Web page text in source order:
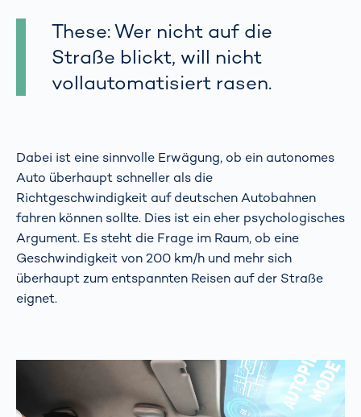
These: Wer nicht auf die
Straße blickt, will nicht
vollautomatisiert rasen.
Dabei ist eine sinnvolle Erwägung, ob ein autonomes
Auto überhaupt schneller als die
Richtgeschwindigkeit auf deutschen Autobahnen
fahren können sollte. Dies ist ein eher psychologisches
Argument. Es steht die Frage im Raum, ob eine
Geschwindigkeit von 200 km/h und mehr sich
überhaupt zum entspannten Reisen auf der Straße
eignet.